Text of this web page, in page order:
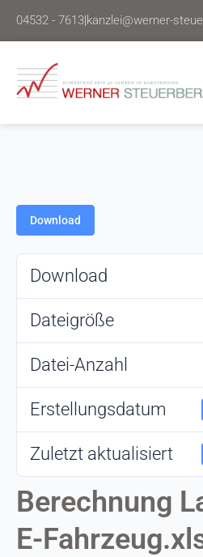
04532 - 7613|kanzlei@werner-
Download
Download
Dateigröße
Datei-Anzahl
Erstellungsdatum
Zuletzt aktualisiert
Berechnung
E-